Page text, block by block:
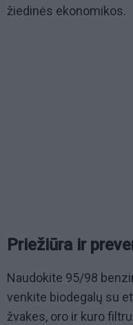
žiedinės ekonomikos.
Priežiūra ir
Naudokite 95/98
venkite biodegalų su
žvakes, oro ir kuro